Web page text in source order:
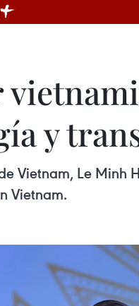
y
Vietnam, Le
Vietnam.